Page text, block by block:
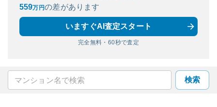
559万円の差があります
いますぐAI査定スタート
完全無料・60秒で査定
検索